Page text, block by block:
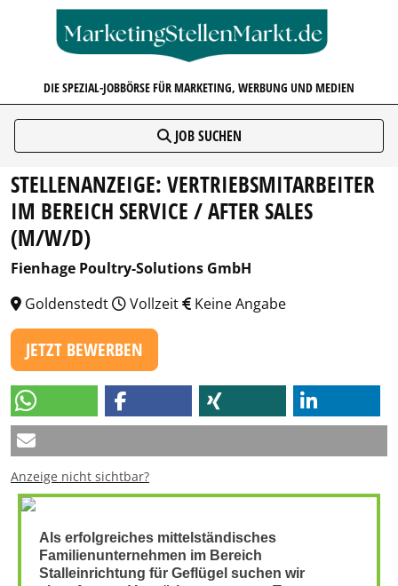
DIE SPEZIAL-JOBBÖRSE FÜR MARKETING, WERBUNG UND MEDIEN
JOB SUCHEN
STELLENANZEIGE: VERTRIEBSMITARBEITER
IM BEREICH SERVICE / AFTER SALES
(M/W/D)
Fienhage Poultry-Solutions GmbH
Goldenstedt
Vollzeit Keine Angabe
JETZT BEWERBEN
Anzeige nicht sichtbar?